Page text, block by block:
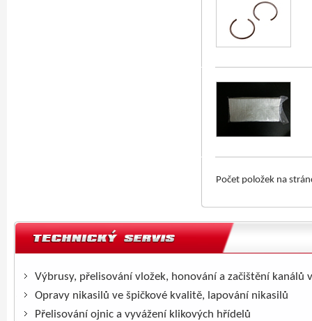
Počet položek na
Výbrusy, přelisování vložek, honování a začištění kanálů
Opravy nikasilů ve špičkové kvalitě, lapování nikasilů
Přelisování ojnic a vyvážení klikových hřídelů